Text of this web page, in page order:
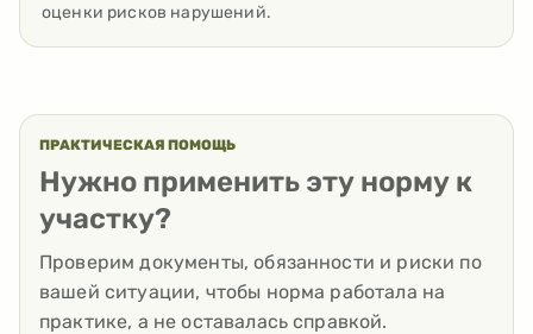
оценки рисков нарушений.
ПРАКТИЧЕСКАЯ ПОМОЩЬ
Нужно применить эту норму к
участку?
Проверим документы, обязанности и риски по
вашей ситуации, чтобы норма работала на
практике, а не оставалась справкой.